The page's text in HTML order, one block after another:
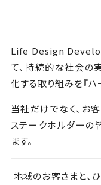
Life Design
て、持続的な社会の
化する取り組みを『ハ
当社だけでなく、お
ステークホルダーの
ます。
地域のお客さまと、